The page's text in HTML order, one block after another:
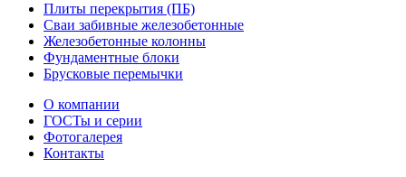
Плиты перекрытия (ПБ)
Сваи забивные железобетонные
Железобетонные колонны
Фундаментные блоки
Брусковые перемычки
О компании
ГОСТы и серии
Фотогалерея
Контакты